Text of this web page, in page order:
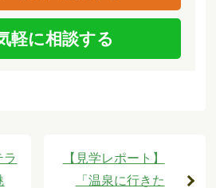
軽に相談する
ラ
【見学レポート】
「温泉に行きた